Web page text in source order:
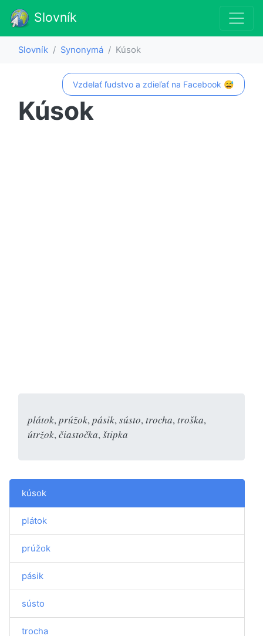
Slovník
Slovník Synonymá Kúsok
Vzdelať ľudstvo a zdieľať na Facebook 😅
Kúsok
plátok, prúžok, pásik, sústo, trocha, troška,
útržok, čiastočka, štipka
kúsok
plátok
prúžok
pásik
sústo
trocha